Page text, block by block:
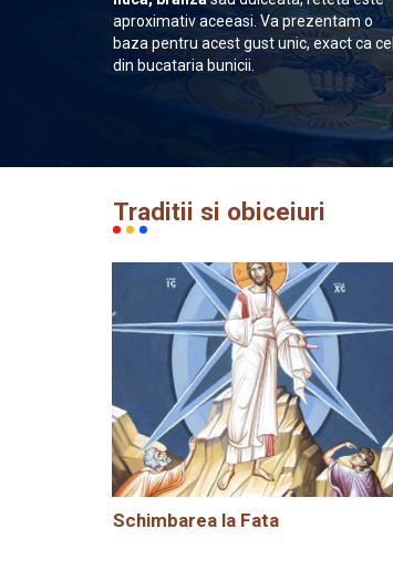
aproximativ aceeasi. Va prezentam o
baza pentru acest gust unic, exact ca cel
din bucataria bunicii.
Traditii si obiceiuri
Schimbarea la Fata